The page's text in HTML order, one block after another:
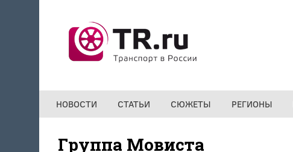
НОВОСТИ СТАТЬИ СЮЖЕТЫ РЕГИОНЫ
Группа Мовиста